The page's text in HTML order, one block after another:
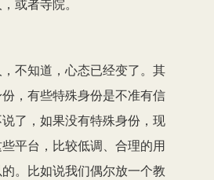
不知道，心态已经变了。其
，有些特殊身份是不准有信
了，如果没有特殊身份，现
平台，比较低调、合理的用
。比如说我们偶尔放一个教